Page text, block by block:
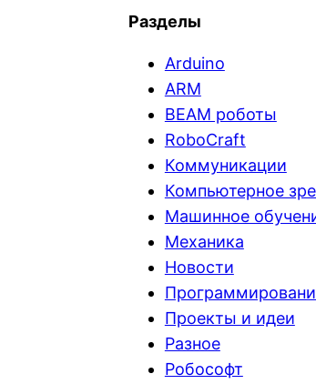
Разделы
Arduino
ARM
BEAM роботы
RoboCraft
Коммуникации
Компьютерное
Машинное
Механика
Новости
Проекты и идеи
Разное
Робософт